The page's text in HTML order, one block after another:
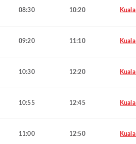
08:30 10:20
09:20 11:10
10:30 12:20
10:55 12:45
11:00 12:50